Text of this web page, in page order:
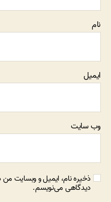
نام
ایمیل
وب‌ سایت
ذخیره نام، ایمیل و وبسایت من
دیدگاهی می‌نویسم.